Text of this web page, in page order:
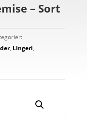
– Sort
, Lingeri,